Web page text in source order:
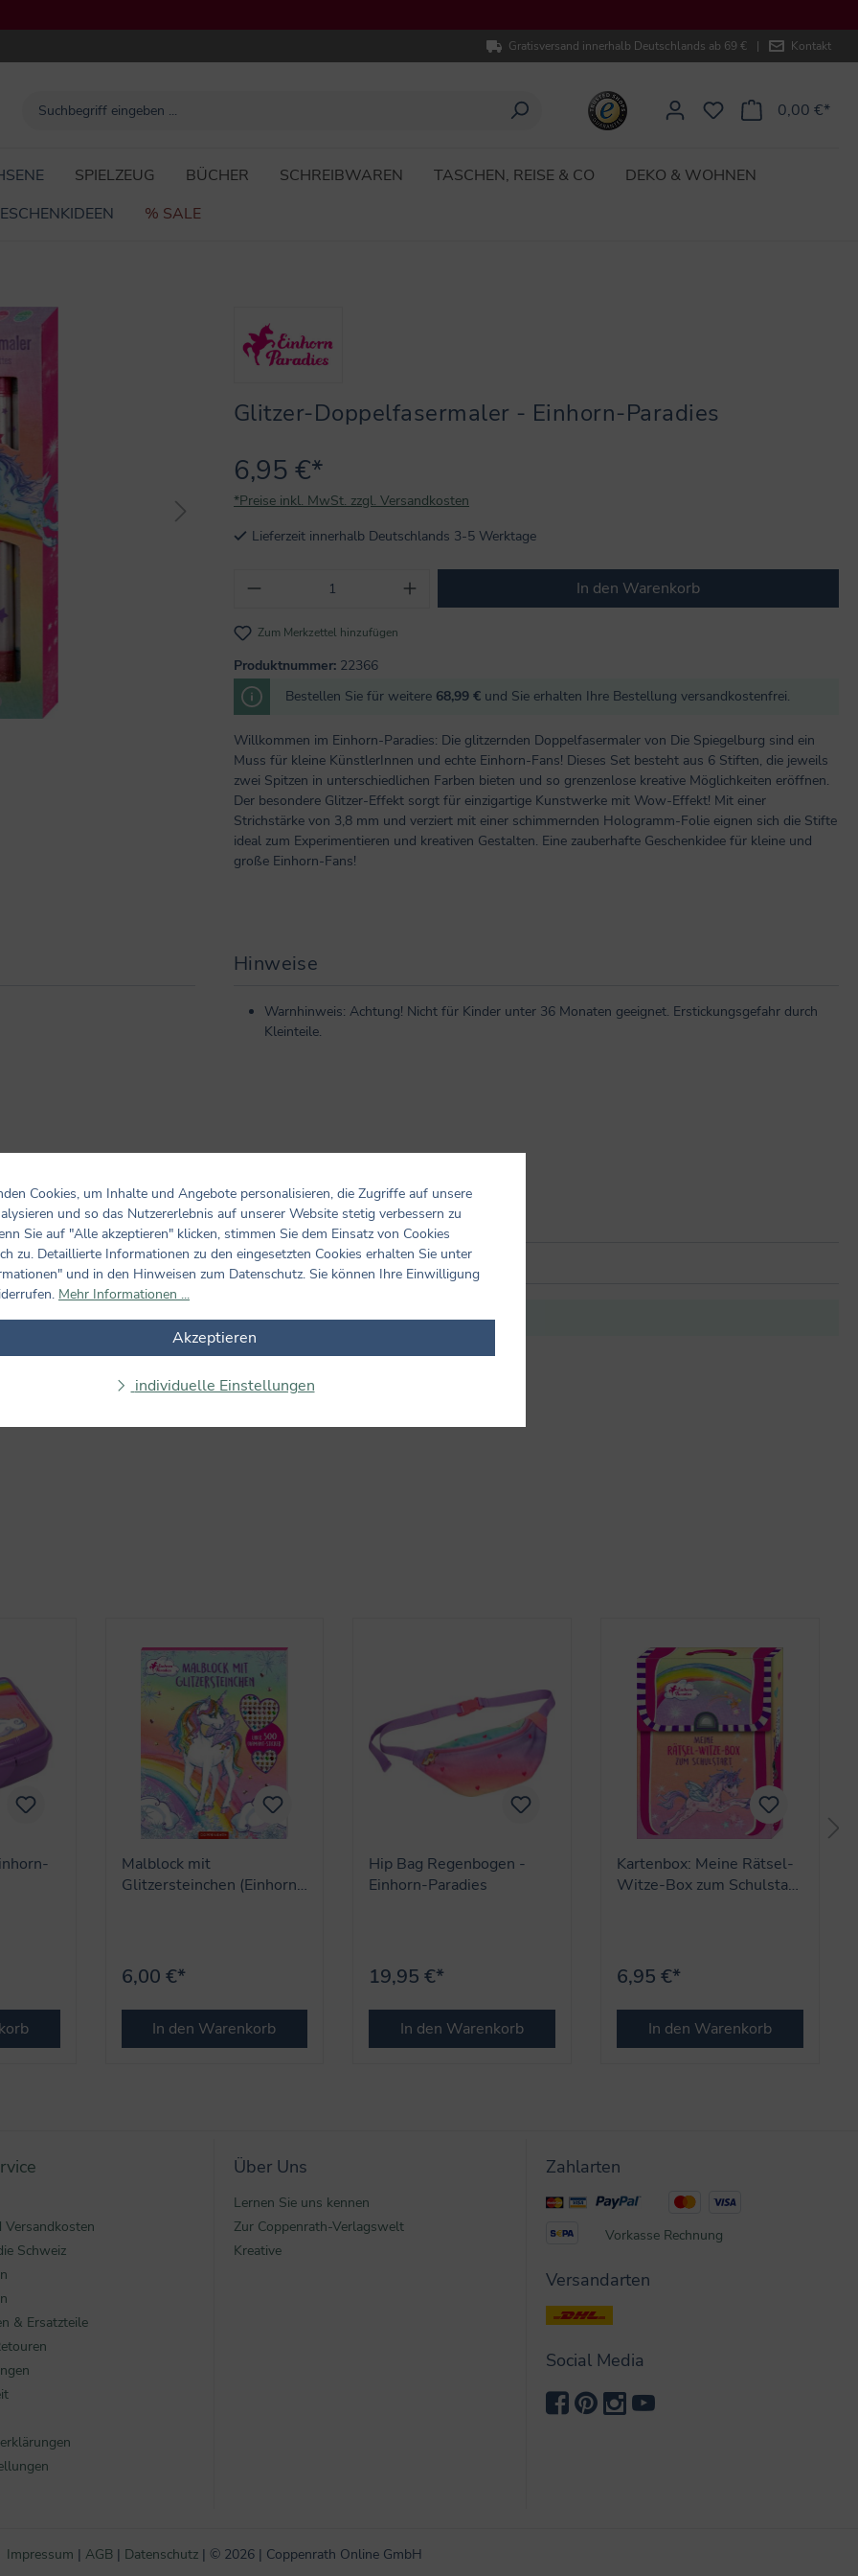
Gratisversand innerhalb Deutschlands ab 69 € | Kontakt
0,00 €*
SPIELZEUG BÜCHER SCHREIBWAREN TASCHEN, REISE & CO
DEKO & WOHNEN
% SALE
Glitzer-Doppelfasermaler - Einhorn-Paradies
6,95 €*
*Preise inkl. MwSt. zzgl. Versandkosten
Lieferzeit innerhalb Deutschlands 3-5 Werktage
Produkt Anzahl: Gib den gewünschten Wert ein oder
In den Warenkorb
Zum Merkzettel hinzufügen
Produktnummer: 22366
Bestellen Sie für weitere 68,99 € und Sie erhalten Ihre Bestellung versandkostenfrei.
Willkommen im Einhorn-Paradies: Die glitzernden Doppelfasermaler von Die Spiegelburg sind ein
Muss für kleine KünstlerInnen und echte Einhorn-Fans! Dieses Set besteht aus 6 Stiften, die jeweils
zwei Spitzen in unterschiedlichen Farben bieten und so grenzenlose kreative Möglichkeiten eröffnen.
Der besondere Glitzer-Effekt sorgt für einzigartige Kunstwerke mit Wow-Effekt! Mit einer
Strichstärke von 3,8 mm und verziert mit einer schimmernden Hologramm-Folie eignen sich die Stifte
ideal zum Experimentieren und kreativen Gestalten. Eine zauberhafte Geschenkidee für kleine und
große Einhorn-Fans!
Hinweise
Warnhinweis: Achtung! Nicht für Kinder unter 36 Monaten geeignet. Erstickungsgefahr durch
Kleinteile.
Bewertungen nur in der aktuellen Sprache anzeigen.
Keine Bewertungen gefunden. Teilen Sie Ihre Erfahrungen mit anderen.
Malblock mit
Glitzersteinchen (Einhorn-
6,00 €*
In den Warenkorb
Hip Bag Regenbogen -
Einhorn-Paradies
19,95 €*
In den Warenkorb
Kartenbox: Meine Rätsel-
Witze-Box zum Schulstart
6,95 €*
In den Warenkorb
Versandkosten
Schweiz
& Ersatzteile
Über Uns
Lernen Sie uns kennen
Zur Coppenrath-Verlagswelt
Kreative
Zahlarten
Vorkasse Rechnung
Versandarten
Social Media
Impressum | AGB | Datenschutz | © 2026 | Coppenrath Online GmbH
Cookies, um Inhalte und Angebote personalisieren, die Zugriffe auf unsere
und so das Nutzererlebnis auf unserer Website stetig verbessern zu
Sie auf "Alle akzeptieren" klicken, stimmen Sie dem Einsatz von Cookies
zu. Detaillierte Informationen zu den eingesetzten Cookies erhalten Sie unter
und in den Hinweisen zum Datenschutz. Sie können Ihre Einwilligung
Mehr Informationen ...
Akzeptieren
individuelle Einstellungen